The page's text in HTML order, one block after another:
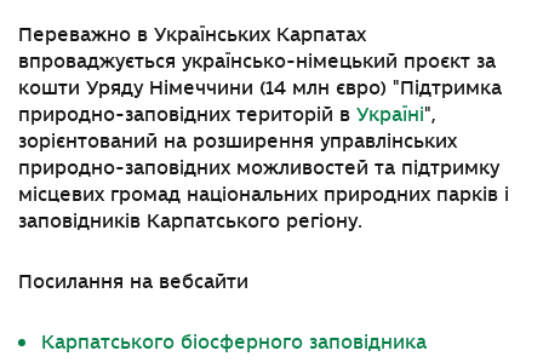
Переважно в Українських Карпатах
впроваджується українсько-німецький проєкт за
кошти Уряду Німеччини (14 млн євро) " Підтримка
природно-заповідних територій в Україні",
зорієнтований на розширення управлінських
природно-заповідних можливостей та підтримку
місцевих громад національних природних парків і
заповідників Карпатського регіону.
Посилання на вебсайти
Карпатського біосферного заповідника